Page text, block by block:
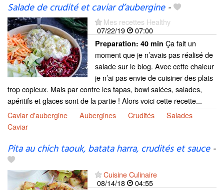
Salade de crudité et caviar d’aubergine-
Mes recettes Healthy
07/22/19
07:00
Preparation: 40 min Ça fait un
moment que je n’avais pas réalisé de
salade sur le blog. Avec cette chaleur
je n’ai pas envie de cuisiner des plats
trop copieux. Mais par contre les tapas, bowl salées, salades,
apéritifs et glaces sont de la partie ! Alors voici cette recette...
Caviar d'aubergine
Aubergines Crudités
Salades
Caviar
Pita au chich taouk, batata harra, crudités et sauce-
Cuisine Culinaire
08/14/18
04:55